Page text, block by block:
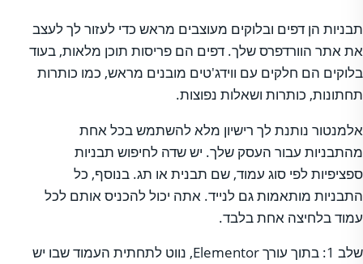
תבניות הן דפים ובלוקים מעוצבים מראש כדי לעזור לך לעצב
את אתר הוורדפרס שלך. דפים הם פריסות תוכן מלאות, בעוד
בלוקים הם חלקים עם ווידג'טים מובנים מראש, כמו כותרות
תחתונות, כותרות ושאלות נפוצות.
אלמנטור נותנת לך רישיון מלא להשתמש בכל אחת
מהתבניות עבור העסק שלך. יש שדה לחיפוש תבניות
ספציפיות לפי סוג עמוד, שם תבנית או תג. בנוסף, כל
התבניות מותאמות גם לנייד. אתה יכול להכניס אותם לכל
עמוד בלחיצה אחת בלבד.
שלב 1: בתוך עורך Elementor, נווט לתחתית העמוד שבו יש